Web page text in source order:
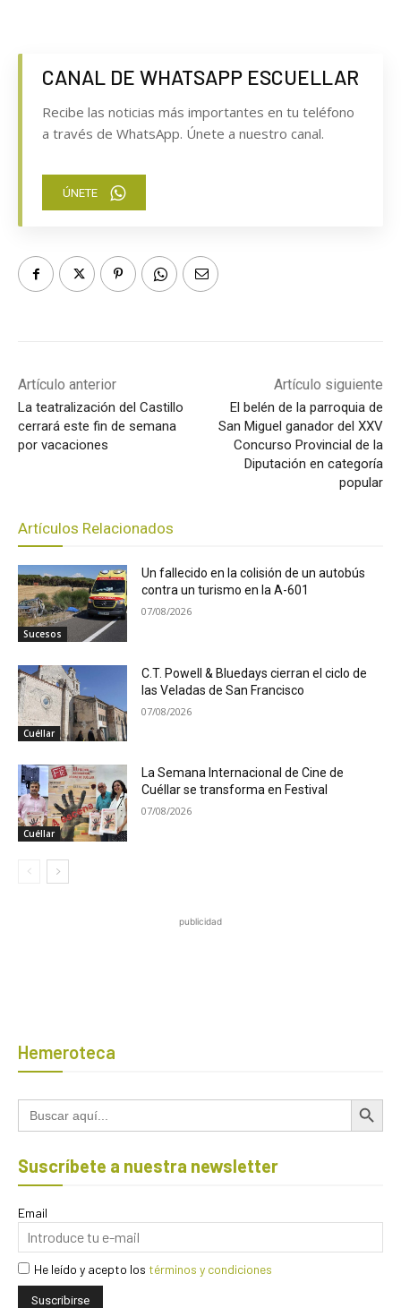
CANAL DE WHATSAPP ESCUELLAR
Recibe las noticias más importantes en tu teléfono
a través de WhatsApp. Únete a nuestro canal.
ÚNETE
Artículo anterior
La teatralización del Castillo
cerrará este fin de semana
por vacaciones
Artículo siguiente
El belén de la parroquia de
San Miguel ganador del XXV
Concurso Provincial de la
Diputación en categoría
popular
Artículos Relacionados
Sucesos
Un fallecido en la colisión de un autobús
contra un turismo en la A-601
07/08/2026
Cuéllar
C.T. Powell & Bluedays cierran el ciclo de
las Veladas de San Francisco
07/08/2026
Cuéllar
La Semana Internacional de Cine de
Cuéllar se transforma en Festival
07/08/2026
publicidad
Hemeroteca
Buscar: Botón de
Suscríbete a nuestra newsletter
Email
He leído y acepto los términos y condiciones